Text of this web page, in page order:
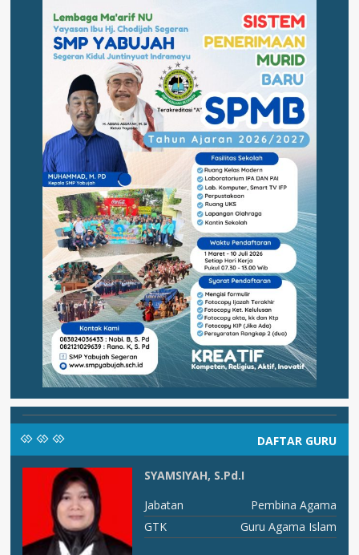
DAFTAR GURU
SYAMSIYAH, S.Pd.I
Jabatan
Pembina Agama
GTK
Guru Agama Islam